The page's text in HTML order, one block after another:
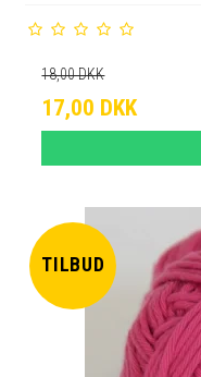
18,00 DKK
17,00 DKK
TILBUD